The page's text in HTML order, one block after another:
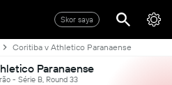
Skor saya
Coritiba v Athletico Paranaense
Paranaense
- Série B, Round 33